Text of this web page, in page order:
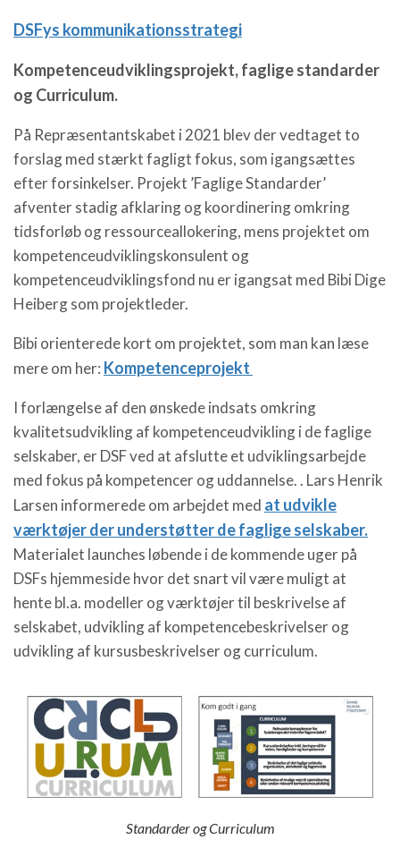
DSFys kommunikationsstrategi
Kompetenceudviklingsprojekt, faglige standarder
og Curriculum.
På Repræsentantskabet i 2021 blev der vedtaget to
forslag med stærkt fagligt fokus, som igangsættes
efter forsinkelser. Projekt ’Faglige Standarder’
afventer stadig afklaring og koordinering omkring
tidsforløb og ressourceallokering, mens projektet om
kompetenceudviklingskonsulent og
kompetenceudviklingsfond nu er igangsat med Bibi Dige
Heiberg som projektleder.
Bibi orienterede kort om projektet, som man kan læse
mere om her: Kompetenceprojekt
I forlængelse af den ønskede indsats omkring
kvalitetsudvikling af kompetenceudvikling i de faglige
selskaber, er DSF ved at afslutte et udviklingsarbejde
med fokus på kompetencer og uddannelse. . Lars Henrik
Larsen informerede om arbejdet med at udvikle
værktøjer der understøtter de faglige selskaber.
Materialet launches løbende i de kommende uger på
DSFs hjemmeside hvor det snart vil være muligt at
hente bl.a. modeller og værktøjer til beskrivelse af
selskabet, udvikling af kompetencebeskrivelser og
udvikling af kursusbeskrivelser og curriculum.
Standarder og Curriculum